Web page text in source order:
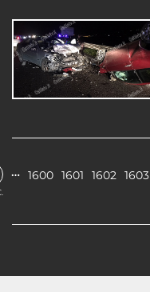
… 1600 1601 1602 1603